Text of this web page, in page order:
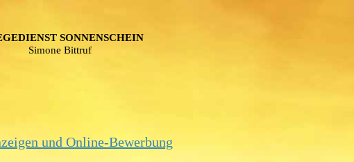
SONNENSCHEIN
Simone Bittruf
und Online-Bewerbung